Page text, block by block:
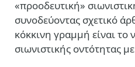
«προοδευτική»
συνοδεύοντας σχετικό
κόκκινη γραμμή είναι
σιωνιστικής οντότητας